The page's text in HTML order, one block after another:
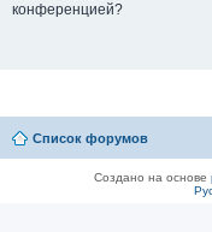
конференцией?
Список форумов
Создано на основе